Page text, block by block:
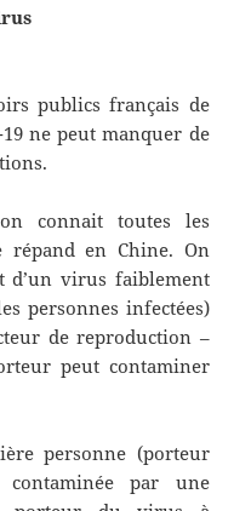
publics français de
ne peut manquer de
connait toutes les
répand en Chine. On
d’un virus faiblement
personnes infectées)
de reproduction –
peut contaminer
personne (porteur
par une